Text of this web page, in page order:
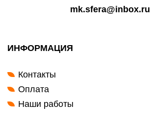
mk.sfera@inbox.ru
ИНФОРМАЦИЯ
Контакты
Оплата
Наши работы